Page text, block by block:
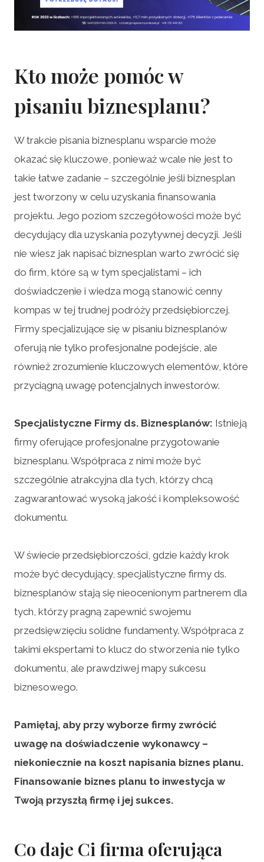
Kto może pomóc w
pisaniu biznesplanu?
W trakcie pisania biznesplanu wsparcie może
okazać się kluczowe, ponieważ wcale nie jest to
takie łatwe zadanie – szczególnie jeśli biznesplan
jest tworzony w celu uzyskania finansowania
projektu. Jego poziom szczegółowości może być
decydujący dla uzyskania pozytywnej decyzji. Jeśli
nie wiesz jak napisać biznesplan warto zwrócić się
do firm, które są w tym specjalistami – ich
doświadczenie i wiedza mogą stanowić cenny
kompas w tej trudnej podróży przedsiębiorczej.
Firmy specjalizujące się w pisaniu biznesplanów
oferują nie tylko profesjonalne podejście, ale
również zrozumienie kluczowych elementów, które
przyciągną uwagę potencjalnych inwestorów.
Specjalistyczne Firmy ds. Biznesplanów: Istnieją
firmy oferujące profesjonalne przygotowanie
biznesplanu. Współpraca z nimi może być
szczególnie atrakcyjna dla tych, którzy chcą
zagwarantować wysoką jakość i kompleksowość
dokumentu.
W świecie przedsiębiorczości, gdzie każdy krok
może być decydujący, specjalistyczne firmy ds.
biznesplanów stają się nieocenionym partnerem dla
tych, którzy pragną zapewnić swojemu
przedsięwzięciu solidne fundamenty. Współpraca z
takimi ekspertami to klucz do stworzenia nie tylko
dokumentu, ale prawdziwej mapy sukcesu
biznesowego.
Pamiętaj, aby przy wyborze firmy zwrócić
uwagę na doświadczenie wykonawcy –
niekoniecznie na koszt napisania biznes planu.
Finansowanie biznes planu to inwestycja w
Twoją przyszłą firmę i jej sukces.
Co daje Ci firma oferująca